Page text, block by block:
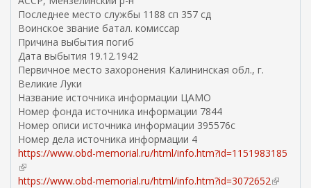
Последнее место службы 1188 сп 357 сд
Воинское звание батал. комиссар
Причина выбытия погиб
Дата выбытия 19.12.1942
Первичное место захоронения Калининская обл., г.
Великие Луки
Название источника информации ЦАМО
Номер фонда источника информации 7844
Номер описи источника информации 395576с
Номер дела источника информации 4
https://www.obd-memorial.ru/html/info.htm?id=1151983185
(
в
https://www.obd-memorial.ru/html/info.htm?id=3072652(